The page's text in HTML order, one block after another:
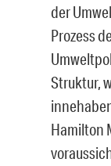
der
Prozess
Struktur,
Hamilton